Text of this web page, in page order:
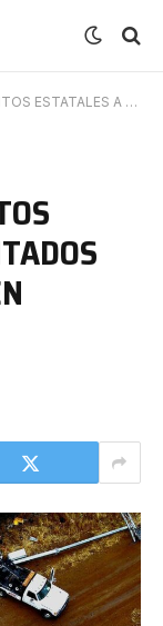
DE CHOQUE DE TREN EN ANÁHUAC